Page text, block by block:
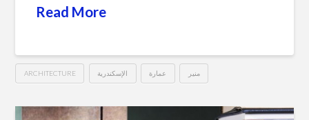
Read More
ARCHITECTURE الإسكندرية عمارة منير